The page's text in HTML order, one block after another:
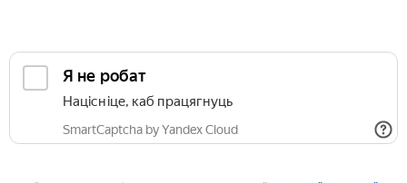
Я не робат
Націсніце, каб працягнуць
SmartCaptcha by Yandex Cloud